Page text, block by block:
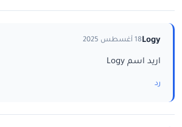
Logy18 أغسطس 2025
اريد اسم Logy
رد